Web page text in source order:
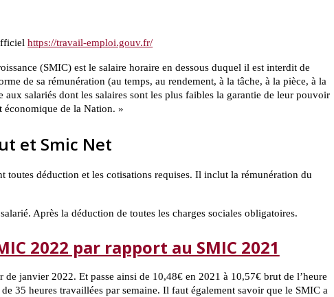
https://travail-emploi.gouv.fr/
(SMIC) est le salaire horaire en dessous duquel il est interdit de
de sa rémunération (au temps, au rendement, à la tâche, à la pièce, à la
salariés dont les salaires sont les plus faibles la garantie de leur pouvoir
économique de la Nation. »
et Smic Net
toutes déduction et les cotisations requises. Il inclut la rémunération du
Après la déduction de toutes les charges sociales obligatoires.
2022 par rapport au SMIC 2021
janvier 2022. Et passe ainsi de 10,48€ en 2021 à 10,57€ brut de l’heure
35 heures travaillées par semaine. Il faut également savoir que le SMIC a